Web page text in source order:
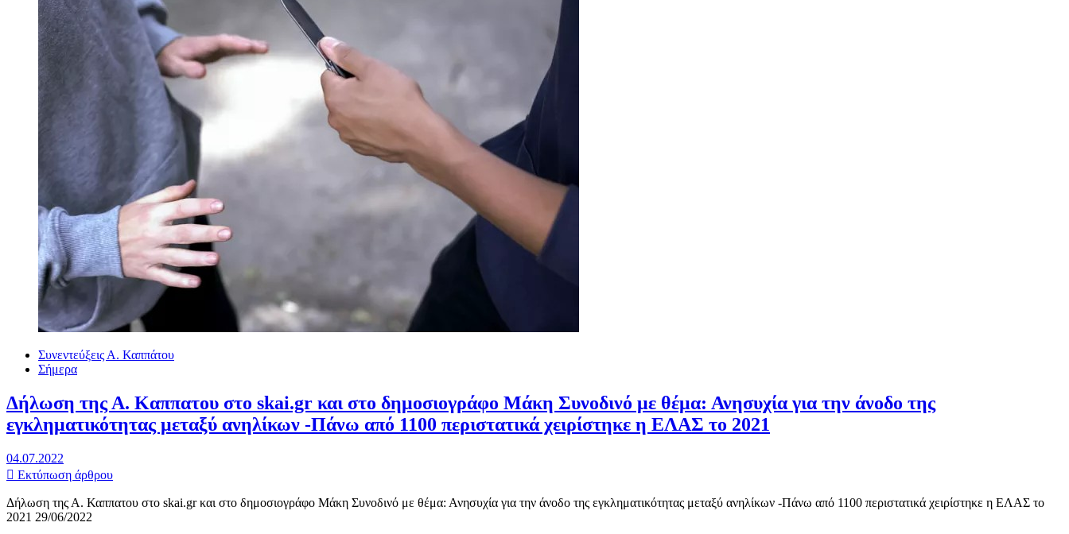
Συνεντεύξεις Α. Καππάτου
Σήμερα
Δήλωση της Α. Καππατου στο skai.gr και στο δημοσιογράφο Μάκη Συνοδινό με θέμα: Ανησυχία για την άνοδο της
εγκληματικότητας μεταξύ ανηλίκων -Πάνω από 1100 περιστατικά χειρίστηκε η ΕΛΑΣ το 2021
04.07.2022
Εκτύπωση άρθρου
Δήλωση της Α. Καππατου στο skai.gr και στο δημοσιογράφο Μάκη Συνοδινό με θέμα: Ανησυχία για την άνοδο της εγκληματικότητας μεταξύ ανηλίκων -Πάνω από 1100 περιστατικά χειρίστηκε η ΕΛΑΣ το
2021 29/06/2022